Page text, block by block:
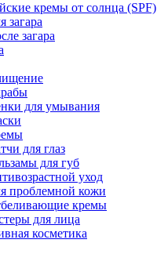
кремы от солнца (SPF)
загара
загара
для умывания
для глаз
для губ
уход
проблемной кожи
кремы
для лица
косметика